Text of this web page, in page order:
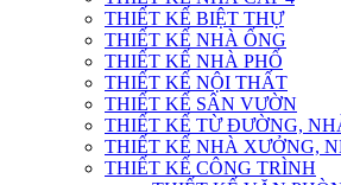
THIẾT KẾ BIỆT THỰ
THIẾT KẾ NHÀ ỐNG
THIẾT KẾ NHÀ PHỐ
THIẾT KẾ NỘI THẤT
THIẾT KẾ SÂN VƯỜN
THIẾT KẾ TỪ ĐƯỜNG,
THIẾT KẾ NHÀ XƯỞNG,
THIẾT KẾ CÔNG TRÌNH